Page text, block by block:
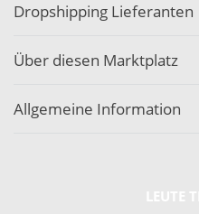
Dropshipping Lieferanten
Über diesen Marktplatz
Allgemeine Information